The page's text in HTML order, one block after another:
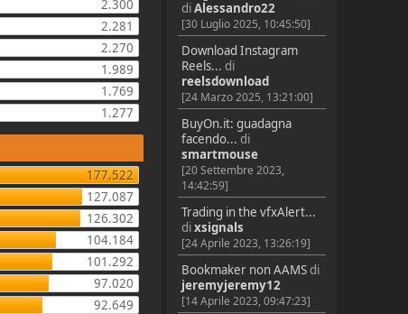
diAlessandro22
[30 Luglio 2025, 10:45:50]
Download Instagram
Reels... di
reelsdownload
[24 Marzo 2025, 13:21:00]
BuyOn.it: guadagna
facendo... di
smartmouse
[20 Settembre 2023,
14:42:59]
Trading in the vfxAlert...
dixsignals
[24 Aprile 2023, 13:26:19]
Bookmaker non AAMSdi
jeremyjeremy12
[14 Aprile 2023, 09:47:23]
2.300
2.281
2.270
1.989
1.769
1.277
177.522
127.087
126.302
104.184
101.292
97.020
92.649